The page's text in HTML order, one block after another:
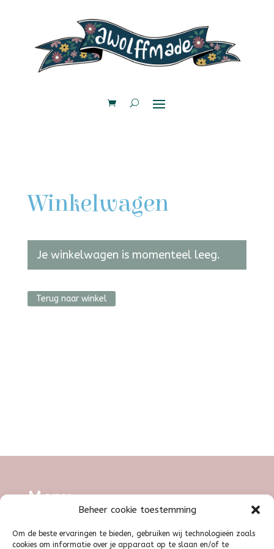
Beheer cookie toestemming
Om de beste ervaringen te bieden, gebruiken wij technologieën zoals
cookies om informatie over je apparaat op te slaan en/of te
Winkelwagen
Je winkelwagen is momenteel leeg.
Terug naar winkel
Menu
Illustratie|Grafisch ontwerp|Shop|